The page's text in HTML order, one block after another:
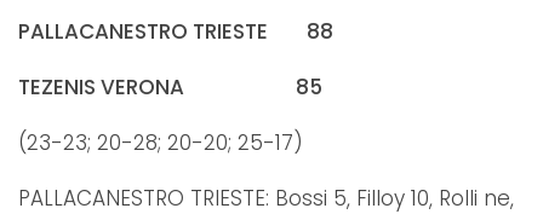
PALLACANESTRO TRIESTE 88
TEZENIS VERONA 85
(23-23; 20-28; 20-20; 25-17)
PALLACANESTRO TRIESTE: Bossi 5, Filloy 10, Rolli ne,